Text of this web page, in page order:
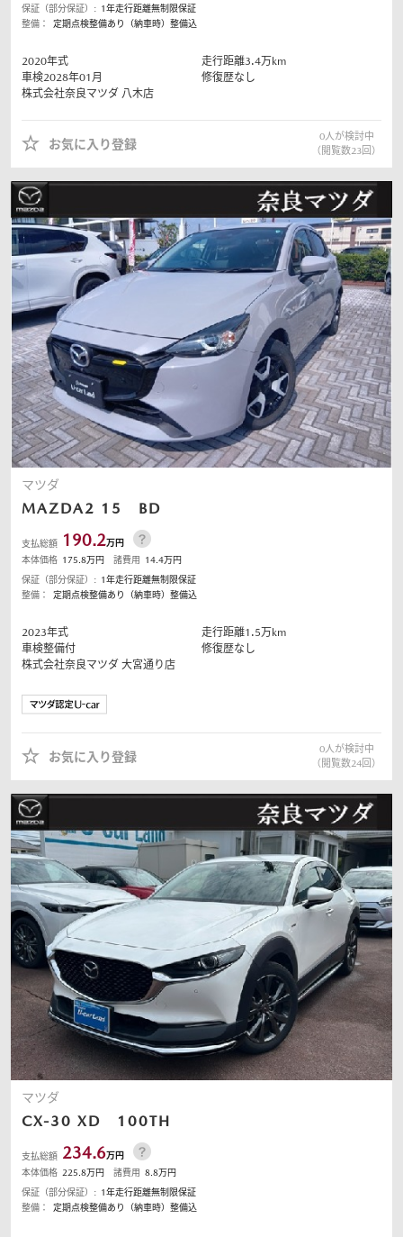
保証（部分保証）: 1年走行距離無制限保証
整備：
定期点検整備あり（納車時）整備込
2020年式 走行距離3.4万km
車検2028年01月
修復歴なし
株式会社奈良マツダ 八木店
お気に入り登録
0人が検討中
（閲覧数23回）
マツダ
MAZDA2 15 BD
支払総額 190.2万円
本体価格 175.8万円 諸費用 14.4万円
保証（部分保証）: 1年走行距離無制限保証
整備：
定期点検整備あり（納車時）整備込
2023年式 走行距離1.5万km
車検整備付
修復歴なし
株式会社奈良マツダ 大宮通り店
お気に入り登録
0人が検討中
（閲覧数24回）
マツダ
CX-30 XD 100TH
支払総額 234.6万円
本体価格 225.8万円 諸費用 8.8万円
保証（部分保証）: 1年走行距離無制限保証
整備：
定期点検整備あり（納車時）整備込